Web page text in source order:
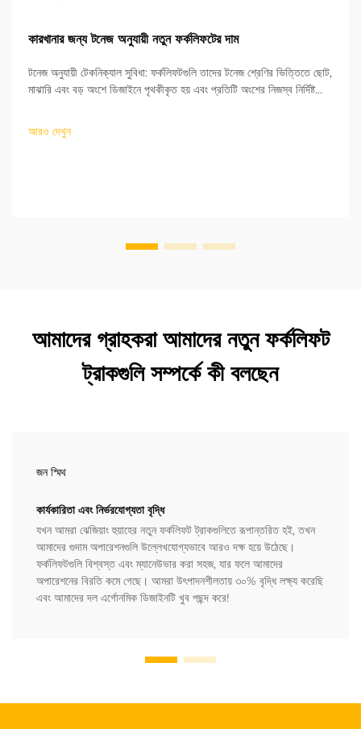
কারখানার জন্য টনেজ অনুযায়ী নতুন ফর্কলিফটের দাম
টনেজ অনুযায়ী টেকনিক্যাল সুবিধা: ফর্কলিফটগুলি তাদের টনেজ শ্রেণির ভিত্তিতে ছোট,
মাঝারি এবং বড় অংশে ডিজাইনে পৃথকীকৃত হয় এবং প্রতিটি অংশের নিজস্ব নির্দিষ্ট
আরও দেখুন
আমাদের গ্রাহকরা আমাদের নতুন ফর্কলিফট
ট্রাকগুলি সম্পর্কে কী বলছেন
জন স্মিথ
কার্যকারিতা এবং নির্ভরযোগ্যতা বৃদ্ধি
যখন আমরা ঝেজিয়াং হুয়াহের নতুন ফর্কলিফট ট্রাকগুলিতে রূপান্তরিত হই, তখন
আমাদের গুদাম অপারেশনগুলি উল্লেখযোগ্যভাবে আরও দক্ষ হয়ে উঠেছে।
ফর্কলিফটগুলি বিশ্বস্ত এবং ম্যানেউভার করা সহজ, যার ফলে আমাদের
অপারেশনের বিরতি কমে গেছে। আমরা উৎপাদনশীলতায় ৩০% বৃদ্ধি লক্ষ্য করেছি
এবং আমাদের দল এর্গোনমিক ডিজাইনটি খুব পছন্দ করে!